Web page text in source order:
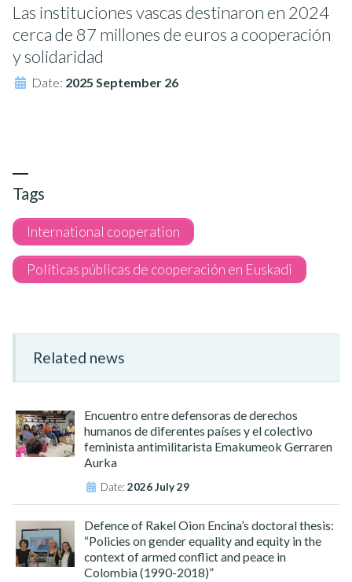
Las instituciones vascas destinaron en 2024
cerca de 87 millones de euros a cooperación
y solidaridad
Date: 2025 September 26
Tags
International cooperation
Políticas públicas de cooperación en Euskadi
Related news
Encuentro entre defensoras de derechos
humanos de diferentes países y el colectivo
feminista antimilitarista Emakumeok Gerraren
Aurka
Date:2026 July 29
Defence of Rakel Oion Encina’s doctoral thesis:
“Policies on gender equality and equity in the
context of armed conflict and peace in
Colombia (1990-2018)”